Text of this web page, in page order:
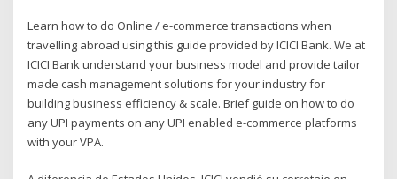
Learn how to do Online / e-commerce transactions when
travelling abroad using this guide provided by ICICI Bank. We at
ICICI Bank understand your business model and provide tailor
made cash management solutions for your industry for
building business efficiency & scale. Brief guide on how to do
any UPI payments on any UPI enabled e-commerce platforms
with your VPA.